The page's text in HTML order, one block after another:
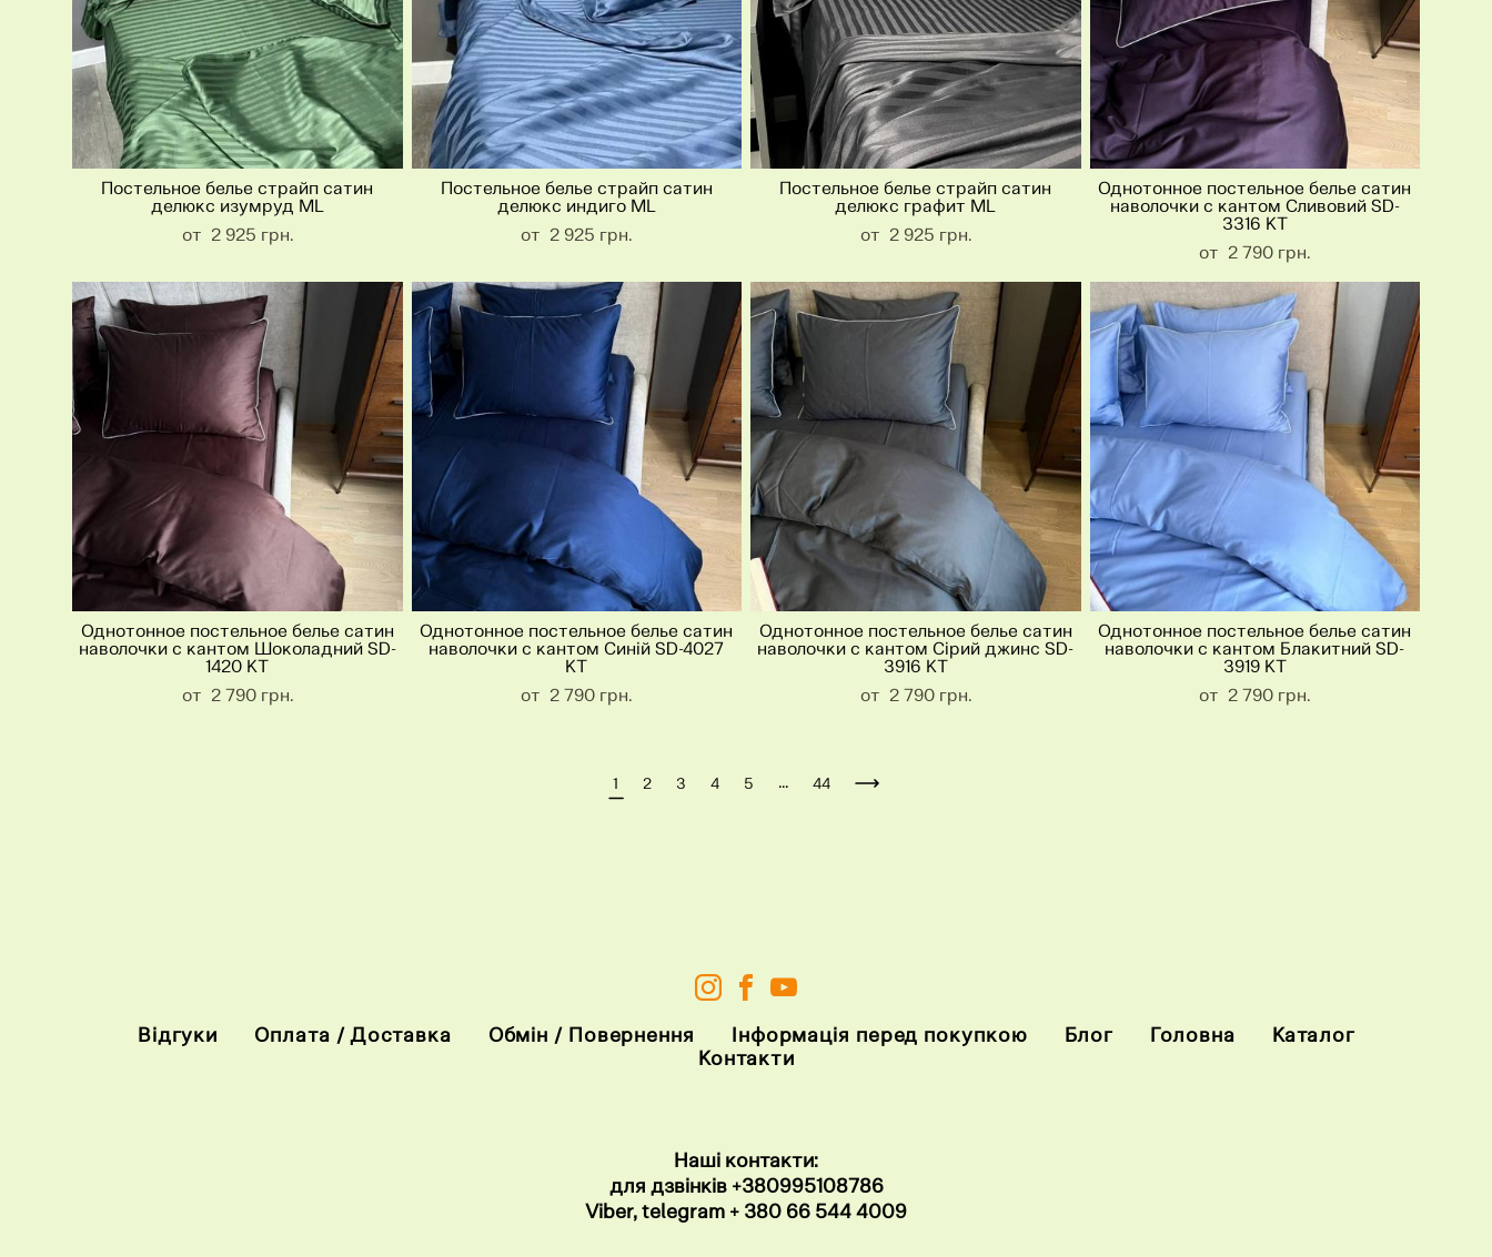
Постельное белье страйп сатин
делюкс изумруд ML
от 2 925 грн.
Постельное белье страйп сатин
делюкс индиго ML
от 2 925 грн.
Постельное белье страйп сатин
делюкс графит ML
от 2 925 грн.
Однотонное постельное белье сатин
наволочки с кантом Сливовий SD-
3316 KT
от 2 790 грн.
Однотонное постельное белье сатин
наволочки с кантом Шоколадний SD-
1420 KT
от 2 790 грн.
Однотонное постельное белье сатин
наволочки с кантом Синій SD-4027
KT
от 2 790 грн.
Однотонное постельное белье сатин
наволочки с кантом Сірий джинс SD-
3916 KT
от 2 790 грн.
Однотонное постельное белье сатин
наволочки с кантом Блакитний SD-
3919 KT
от 2 790 грн.
1 2 3 4 5 ... 44
Відгуки Оплата / Доставка Обмін / Повернення Інформація перед покупкою Блог Головна
Каталог
Контакти
Наші контакти:
для дзвінків +380995108786
Viber, telegram + 380 66 544 4009